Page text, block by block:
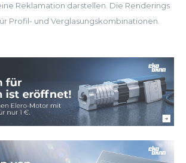
Reklamation darstellen. Die Renderings
Profil- und Verglasungskombinationen.